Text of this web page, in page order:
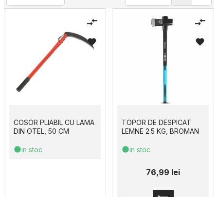
COSOR PLIABIL CU LAMA
DIN OTEL, 50 CM
in stoc
TOPOR DE DESPICAT
LEMNE 2.5 KG, BROMAN
in stoc
76,99 lei